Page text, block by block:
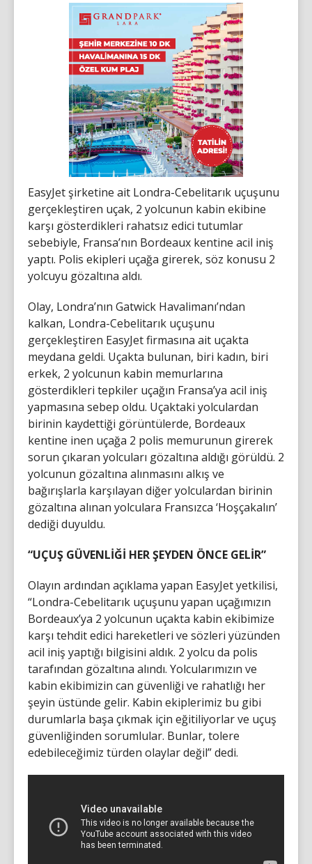
EasyJet şirketine ait Londra-Cebelitarık uçuşunu
gerçekleştiren uçak, 2 yolcunun kabin ekibine
karşı gösterdikleri rahatsız edici tutumlar
sebebiyle, Fransa’nın Bordeaux kentine acil iniş
yaptı. Polis ekipleri uçağa girerek, söz konusu 2
yolcuyu gözaltına aldı.
Olay, Londra’nın Gatwick Havalimanı’ndan
kalkan, Londra-Cebelitarık uçuşunu
gerçekleştiren EasyJet firmasına ait uçakta
meydana geldi. Uçakta bulunan, biri kadın, biri
erkek, 2 yolcunun kabin memurlarına
gösterdikleri tepkiler uçağın Fransa’ya acil iniş
yapmasına sebep oldu. Uçaktaki yolculardan
birinin kaydettiği görüntülerde, Bordeaux
kentine inen uçağa 2 polis memurunun girerek
sorun çıkaran yolcuları gözaltına aldığı görüldü. 2
yolcunun gözaltına alınmasını alkış ve
bağırışlarla karşılayan diğer yolculardan birinin
gözaltına alınan yolculara Fransızca ‘Hoşçakalın’
dediği duyuldu.
“UÇUŞ GÜVENLİĞİ HER ŞEYDEN ÖNCE GELİR”
Olayın ardından açıklama yapan EasyJet yetkilisi,
“Londra-Cebelitarık uçuşunu yapan uçağımızın
Bordeaux’ya 2 yolcunun uçakta kabin ekibimize
karşı tehdit edici hareketleri ve sözleri yüzünden
acil iniş yaptığı bilgisini aldık. 2 yolcu da polis
tarafından gözaltına alındı. Yolcularımızın ve
kabin ekibimizin can güvenliği ve rahatlığı her
şeyin üstünde gelir. Kabin ekiplerimiz bu gibi
durumlarla başa çıkmak için eğitiliyorlar ve uçuş
güvenliğinden sorumlular. Bunlar, tolere
edebileceğimiz türden olaylar değil” dedi.